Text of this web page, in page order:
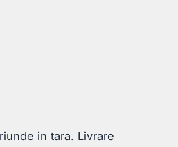
in tara. Livrare